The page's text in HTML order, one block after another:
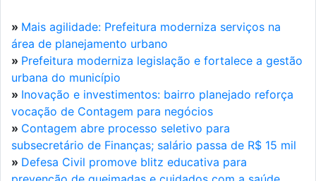
» Mais agilidade: Prefeitura moderniza serviços na
área de planejamento urbano
» Prefeitura moderniza legislação e fortalece a gestão
urbana do município
» Inovação e investimentos: bairro planejado reforça
vocação de Contagem para negócios
» Contagem abre processo seletivo para
subsecretário de Finanças; salário passa de R$ 15 mil
» Defesa Civil promove blitz educativa para